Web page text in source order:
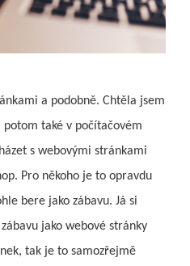
a podobně. Chtěla jsem
potom také v počítačovém
s webovými stránkami
Pro někoho je to opravdu
bere jako zábavu. Já si
jako webové stránky
tak je to samozřejmě